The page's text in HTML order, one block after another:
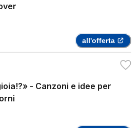
all'offerta
- Canzoni e idee per